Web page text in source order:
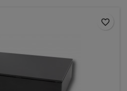
favorite_border